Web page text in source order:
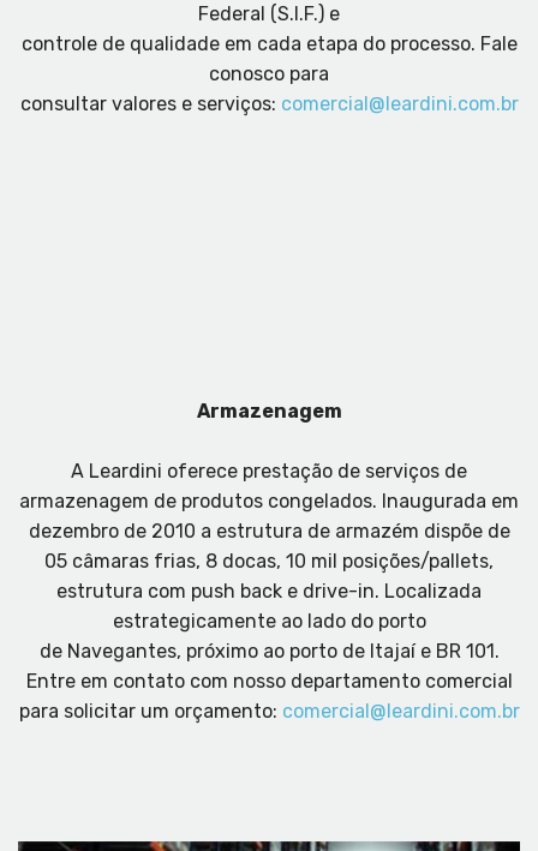
Federal (S.I.F.) e
controle de qualidade em cada etapa do processo. Fale
conosco para
consultar valores e serviços: comercial@leardini.com.br
Armazenagem
A Leardini oferece prestação de serviços de
armazenagem de produtos congelados. Inaugurada em
dezembro de 2010 a estrutura de armazém dispõe de
05 câmaras frias, 8 docas, 10 mil posições/pallets,
estrutura com push back e drive-in. Localizada
estrategicamente ao lado do porto
de Navegantes, próximo ao porto de Itajaí e BR 101.
Entre em contato com nosso departamento comercial
para solicitar um orçamento: comercial@leardini.com.br